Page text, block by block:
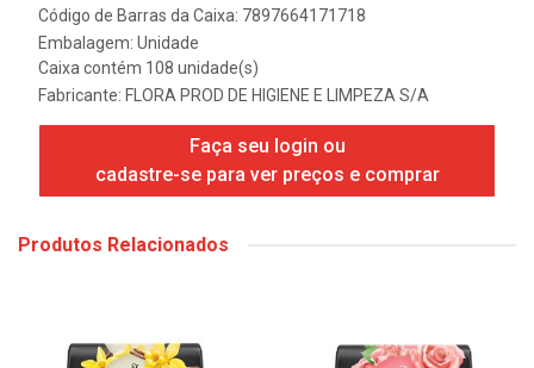
Código de Barras da Caixa: 7897664171718
Embalagem: Unidade
Caixa contém 108 unidade(s)
Fabricante: FLORA PROD DE HIGIENE E LIMPEZA S/A
Faça seu login ou
cadastre-se para ver preços e comprar
Produtos Relacionados